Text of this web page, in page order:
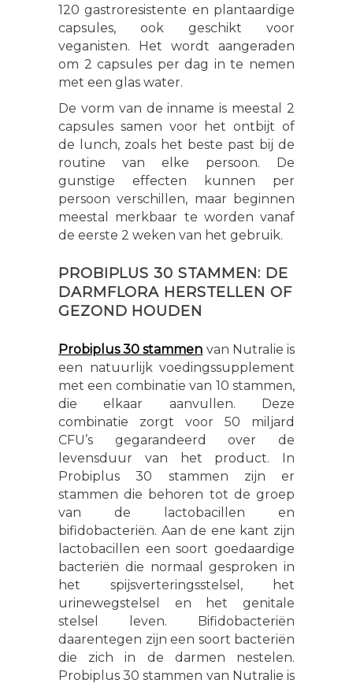
120 gastroresistente en plantaardige
capsules, ook geschikt voor
veganisten. Het wordt aangeraden
om 2 capsules per dag in te nemen
met een glas water.
De vorm van de inname is meestal 2
capsules samen voor het ontbijt of
de lunch, zoals het beste past bij de
routine van elke persoon. De
gunstige effecten kunnen per
persoon verschillen, maar beginnen
meestal merkbaar te worden vanaf
de eerste 2 weken van het gebruik.
PROBIPLUS 30 STAMMEN: DE
DARMFLORA HERSTELLEN OF
GEZOND HOUDEN
Probiplus 30 stammen van Nutralie is
een natuurlijk voedingssupplement
met een combinatie van 10 stammen,
die elkaar aanvullen. Deze
combinatie zorgt voor 50 miljard
CFU’s gegarandeerd over de
levensduur van het product. In
Probiplus 30 stammen zijn er
stammen die behoren tot de groep
van de lactobacillen en
bifidobacteriën. Aan de ene kant zijn
lactobacillen een soort goedaardige
bacteriën die normaal gesproken in
het spijsverteringsstelsel, het
urinewegstelsel en het genitale
stelsel leven. Bifidobacteriën
daarentegen zijn een soort bacteriën
die zich in de darmen nestelen.
Probiplus 30 stammen van Nutralie is